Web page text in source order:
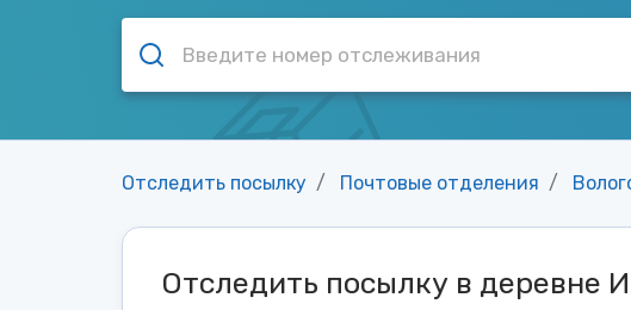
Отследить посылку Почтовые отделения
Отследить посылку в деревне